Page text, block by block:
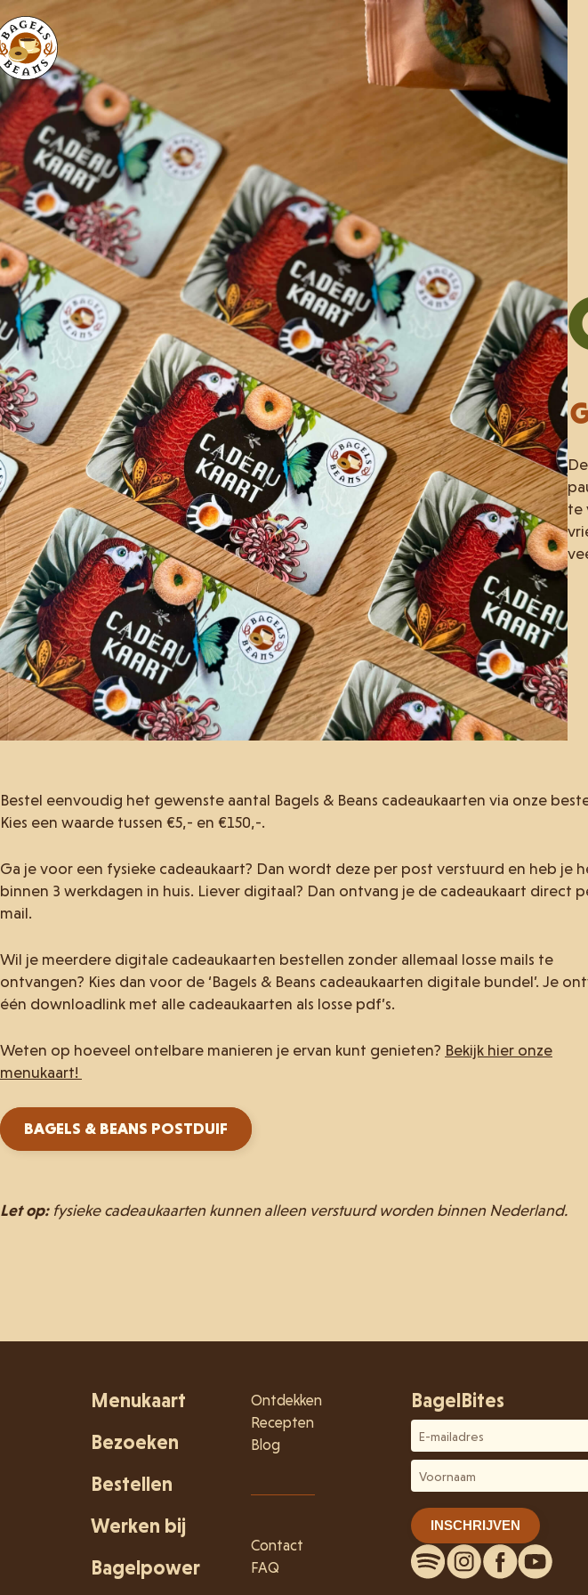
te
Bestel eenvoudig het gewenste aantal Bagels & Beans cadeaukaarten via onze
Kies een waarde tussen €5,- en €150,-.
Ga je voor een fysieke cadeaukaart? Dan wordt deze per post verstuurd en heb je
binnen 3 werkdagen in huis. Liever digitaal? Dan ontvang je de cadeaukaart direct
mail.
Wil je meerdere digitale cadeaukaarten bestellen zonder allemaal losse mails te
ontvangen? Kies dan voor de ‘Bagels & Beans cadeaukaarten digitale bundel’. Je
één downloadlink met alle cadeaukaarten als losse pdf’s.
Weten op hoeveel ontelbare manieren je ervan kunt genieten? Bekijk hier onze
menukaart!
BAGELS & BEANS POSTDUIF
Let op: fysieke cadeaukaarten kunnen alleen verstuurd worden binnen Nederland.
Menukaart
Bezoeken
Bestellen
Werken bij
Bagelpower
Ontdekken
Recepten
Blog
Contact
FAQ
BagelBites